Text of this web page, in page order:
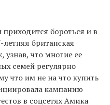
бороться и в
летняя британская
что многие ее
семей регулярно
что им не на что купить
кампанию
в соцсетях Амика